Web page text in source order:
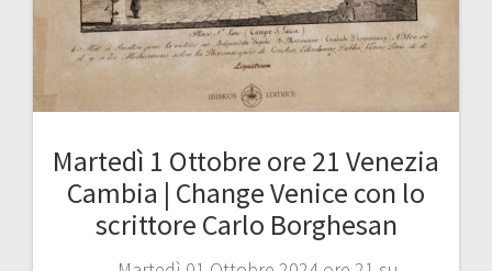
Martedì 1 Ottobre ore 21 Venezia
Cambia | Change Venice con lo
scrittore Carlo Borghesan